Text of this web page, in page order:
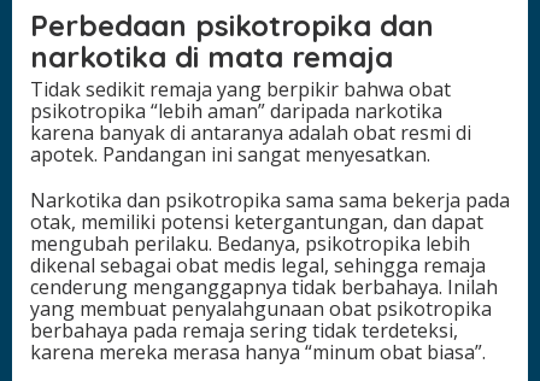
Perbedaan psikotropika dan
narkotika di mata remaja
Tidak sedikit remaja yang berpikir bahwa obat
psikotropika “lebih aman” daripada narkotika
karena banyak di antaranya adalah obat resmi di
apotek. Pandangan ini sangat menyesatkan.
Narkotika dan psikotropika sama sama bekerja pada
otak, memiliki potensi ketergantungan, dan dapat
mengubah perilaku. Bedanya, psikotropika lebih
dikenal sebagai obat medis legal, sehingga remaja
cenderung menganggapnya tidak berbahaya. Inilah
yang membuat penyalahgunaan obat psikotropika
berbahaya pada remaja sering tidak terdeteksi,
karena mereka merasa hanya “minum obat biasa”.